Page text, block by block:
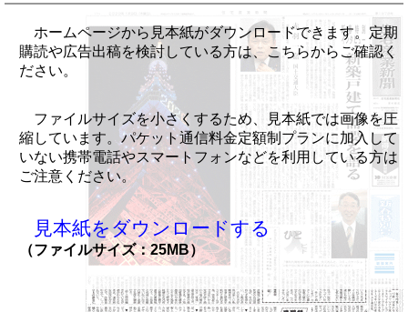
ホームページから見本紙がダウンロードできます。定期
購読や広告出稿を検討している方は、こちらからご確認く
ださい。
ファイルサイズを小さくするため、見本紙では画像を圧
縮しています。パケット通信料金定額制プランに加入して
いない携帯電話やスマートフォンなどを利用している方は
ご注意ください。
見本紙をダウンロードする
（ファイルサイズ：25MB）